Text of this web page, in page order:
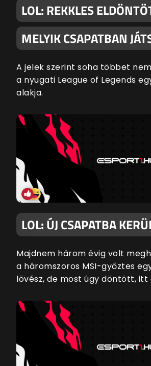
LOL: REKKLES
MELYIK CSAPATBAN
A jelek szerint soha többet
a nyugati League of Legends
alakja.
LOL: ÚJ CSAPATBA
Majdnem három évig volt
a háromszoros MSI-győztes
lövész, de most úgy döntött, itt